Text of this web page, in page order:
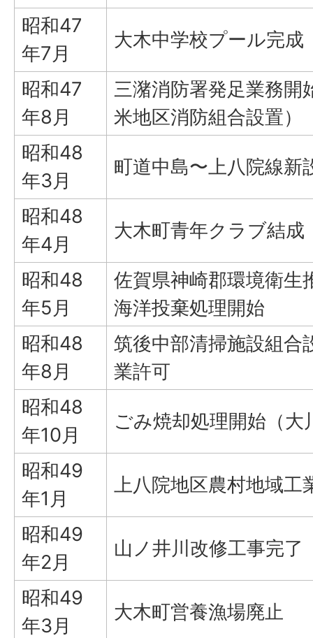
昭和47
年7月
大木中学校プール完成
昭和47
年8月
三潴消防署発足業務開
米地区消防組合設置）
昭和48
年3月
町道中島〜上八院線新
昭和48
年4月
大木町青年クラブ結成
昭和48
年5月
佐賀県神崎郡環境衛生
海洋投棄処理開始
昭和48
年8月
筑後中部清掃施設組合
業許可
昭和48
年10月
ごみ焼却処理開始（大
昭和49
年1月
上八院地区農村地域工
昭和49
年2月
山ノ井川改修工事完了
昭和49
年3月
大木町営養漁場廃止